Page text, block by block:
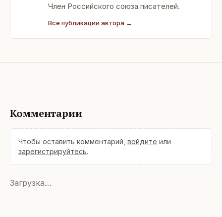
Член Российского союза писателей.
Все публикации автора →
Комментарии
Чтобы оставить комментарий, войдите или
зарегистрируйтесь.
Загрузка…